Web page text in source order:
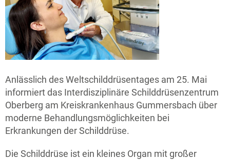
Anlässlich des Weltschilddrüsentages am 25. Mai
informiert das Interdisziplinäre Schilddrüsenzentrum
Oberberg am Kreiskrankenhaus Gummersbach über
moderne Behandlungsmöglichkeiten bei
Erkrankungen der Schilddrüse.
Die Schilddrüse ist ein kleines Organ mit großer